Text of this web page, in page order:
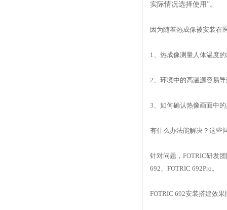
实际情况选择使用”。
因为随着热成像被安装在
1、热成像测量人体温度的
2、环境中的高温源容易
3、如何确认热像画面中
有什么办法能解决？这些
针对问题，FOTRIC研发
692、FOTRIC 692Pro。
FOTRIC 692安装搭建效果